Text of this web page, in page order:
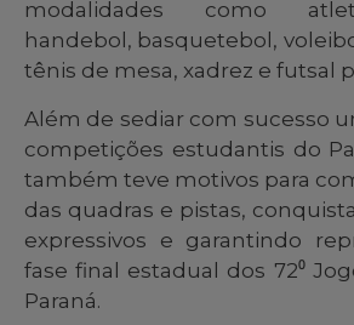
modalidades como
handebol, basquetebol,
tênis de mesa, xadrez e futsal
Além de sediar com sucesso
competições estudantis do
também teve motivos para
das quadras e pistas,
expressivos e garantindo
fase final estadual dos 72⁰
Paraná.